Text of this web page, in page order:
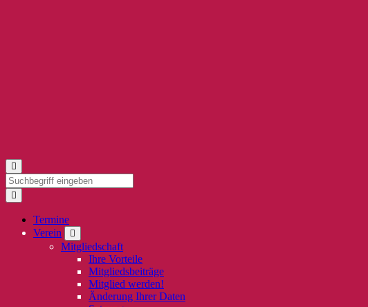
Termine
Verein
Mitgliedschaft
Ihre Vorteile
Mitgliedsbeiträge
Mitglied werden!
Änderung Ihrer Daten